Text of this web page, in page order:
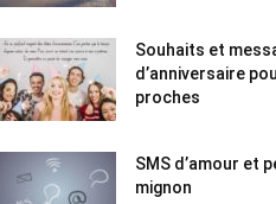
Souhaits et
d’anniversaire
proches
SMS d’amour et
mignon